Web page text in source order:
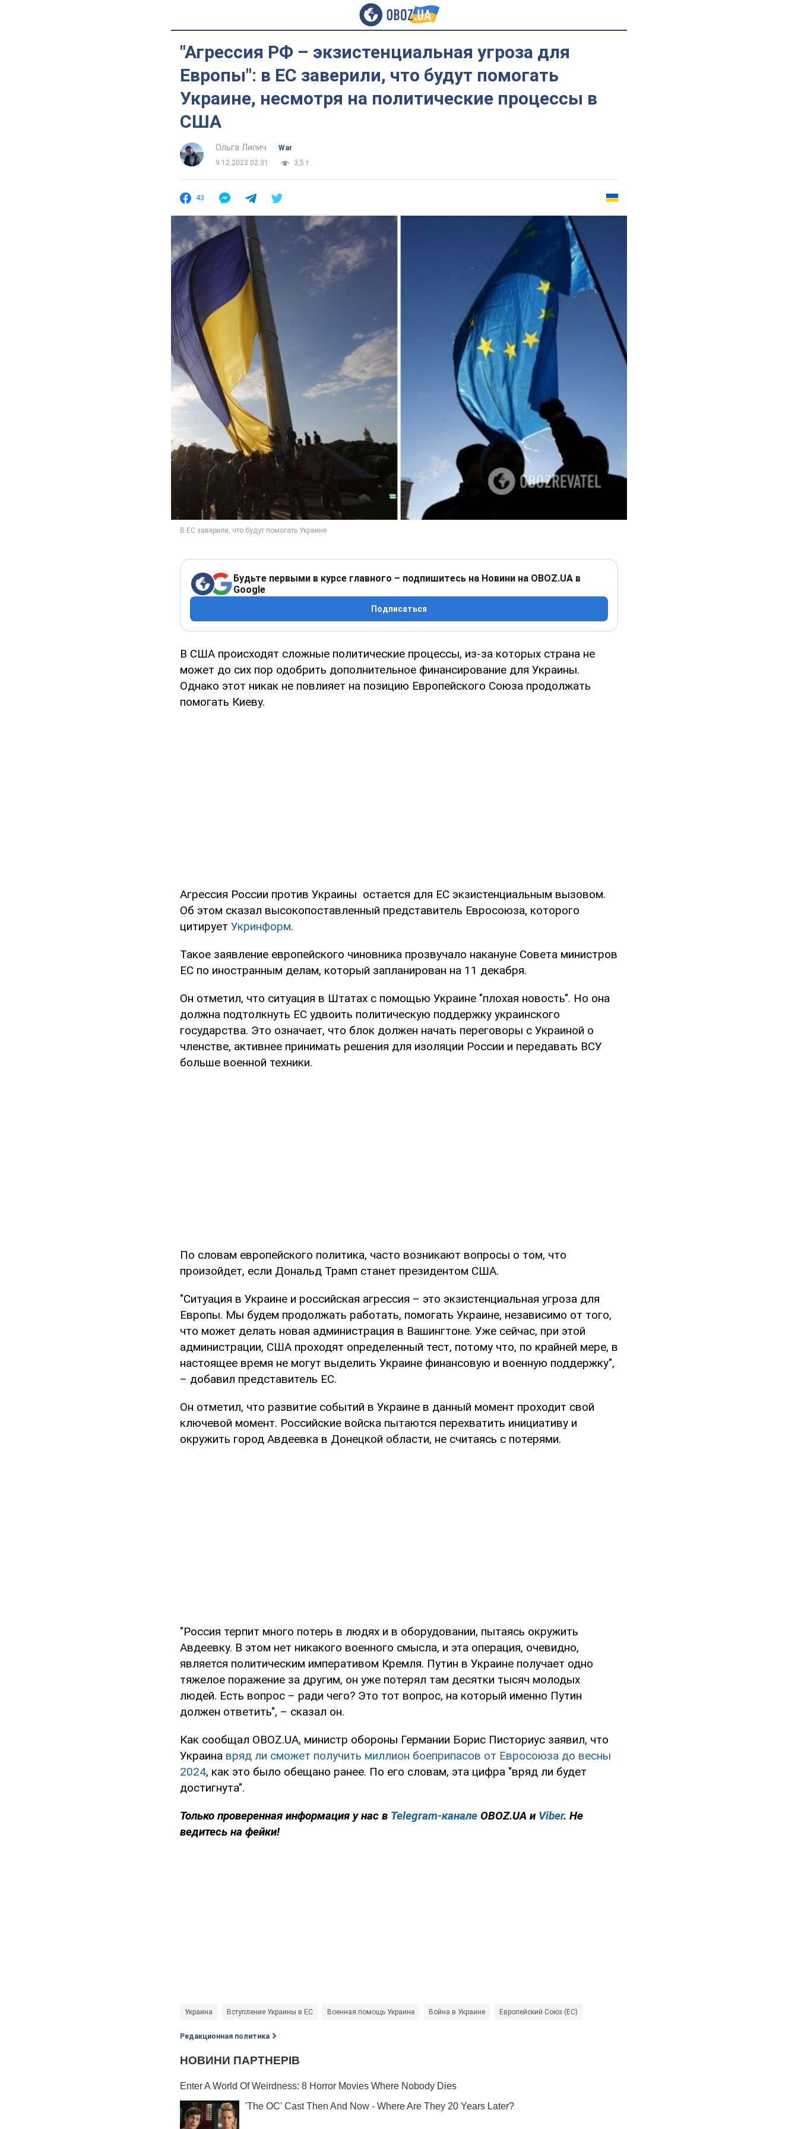
"Агрессия РФ – экзистенциальная угроза для
Европы": в ЕС заверили, что будут помогать
Украине, несмотря на политические процессы в
США
Ольга Липич
War
9.12.2023 02:31
3,5 т.
43
Будьте первыми в курсе главного – подпишитесь на Новини на OBOZ.UA в
Google
Подписаться
В США происходят сложные политические процессы, из-за которых страна не
может до сих пор одобрить дополнительное финансирование для Украины.
Однако этот никак не повлияет на позицию Европейского Союза продолжать
помогать Киеву.
Агрессия России против Украины остается для ЕС экзистенциальным вызовом.
Об этом сказал высокопоставленный представитель Евросоюза, которого
цитирует Укринформ.
Такое заявление европейского чиновника прозвучало накануне Совета министров
ЕС по иностранным делам, который запланирован на 11 декабря.
Он отметил, что ситуация в Штатах с помощью Украине "плохая новость". Но она
должна подтолкнуть ЕС удвоить политическую поддержку украинского
государства. Это означает, что блок должен начать переговоры с Украиной о
членстве, активнее принимать решения для изоляции России и передавать ВСУ
больше военной техники.
По словам европейского политика, часто возникают вопросы о том, что
произойдет, если Дональд Трамп станет президентом США.
"Ситуация в Украине и российская агрессия – это экзистенциальная угроза для
Европы. Мы будем продолжать работать, помогать Украине, независимо от того,
что может делать новая администрация в Вашингтоне. Уже сейчас, при этой
администрации, США проходят определенный тест, потому что, по крайней мере, в
настоящее время не могут выделить Украине финансовую и военную поддержку",
– добавил представитель ЕС.
Он отметил, что развитие событий в Украине в данный момент проходит свой
ключевой момент. Российские войска пытаются перехватить инициативу и
окружить город Авдеевка в Донецкой области, не считаясь с потерями.
"Россия терпит много потерь в людях и в оборудовании, пытаясь окружить
Авдеевку. В этом нет никакого военного смысла, и эта операция, очевидно,
является политическим императивом Кремля. Путин в Украине получает одно
тяжелое поражение за другим, он уже потерял там десятки тысяч молодых
людей. Есть вопрос – ради чего? Это тот вопрос, на который именно Путин
должен ответить", – сказал он.
Как сообщал OBOZ.UA, министр обороны Германии Борис Писториус заявил, что
Украина вряд ли сможет получить миллион боеприпасов от Евросоюза до весны
2024, как это было обещано ранее. По его словам, эта цифра "вряд ли будет
достигнута".
Только проверенная информация у нас в Telegram-канале OBOZ.UA и Viber. Не
ведитесь на фейки!
Украина Вступление Украины в ЕС Военная помощь Украине Война в Украине Европейский Союз (ЕС)
Редакционная политика